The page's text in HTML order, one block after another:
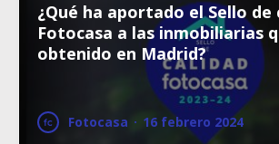
¿Qué ha aportado el Sello de
Fotocasa a las inmobiliarias
obtenido en Madrid?
Fotocasa · 16 febrero 2024